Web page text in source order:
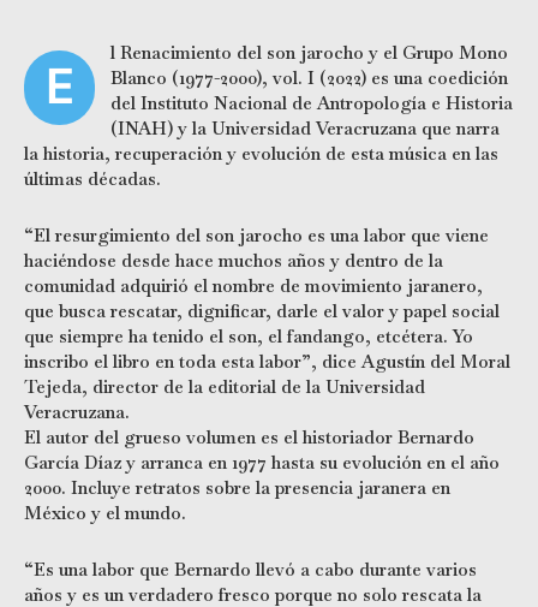
E
l Renacimiento del son jarocho y el Grupo Mono
Blanco (1977-2000), vol. I (2022) es una coedición
del Instituto Nacional de Antropología e Historia
(INAH) y la Universidad Veracruzana que narra
la historia, recuperación y evolución de esta música en las
últimas décadas.
“El resurgimiento del son jarocho es una labor que viene
haciéndose desde hace muchos años y dentro de la
comunidad adquirió el nombre de movimiento jaranero,
que busca rescatar, dignificar, darle el valor y papel social
que siempre ha tenido el son, el fandango, etcétera. Yo
inscribo el libro en toda esta labor”, dice Agustín del Moral
Tejeda, director de la editorial de la Universidad
Veracruzana.
​El autor del grueso volumen es el historiador Bernardo
García Díaz y arranca en 1977 hasta su evolución en el año
2000. Incluye retratos sobre la presencia jaranera en
México y el mundo.
“Es una labor que Bernardo llevó a cabo durante varios
años y es un verdadero fresco porque no solo rescata la